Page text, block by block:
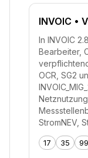
INVOIC •
In INVOIC
Bearbeiter,
OCR, SG2
StromNEV,
17 35 99